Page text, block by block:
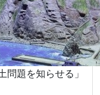
題を知らせる」